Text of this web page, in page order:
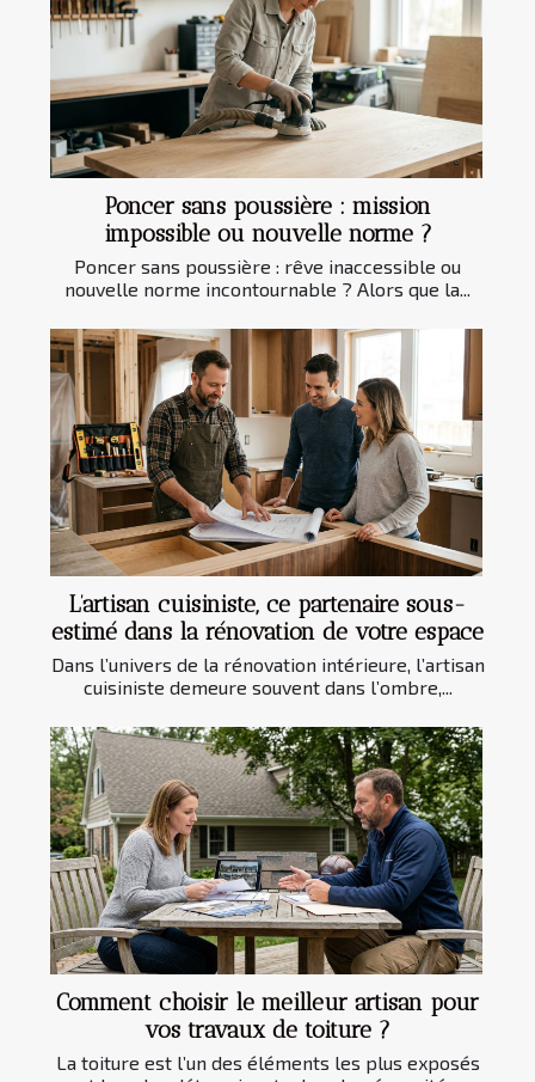
Poncer sans poussière : mission
impossible ou nouvelle norme ?
Poncer sans poussière : rêve inaccessible ou
nouvelle norme incontournable ? Alors que la...
L’artisan cuisiniste, ce partenaire sous-
estimé dans la rénovation de votre espace
Dans l’univers de la rénovation intérieure, l’artisan
cuisiniste demeure souvent dans l’ombre,...
Comment choisir le meilleur artisan pour
vos travaux de toiture ?
La toiture est l’un des éléments les plus exposés